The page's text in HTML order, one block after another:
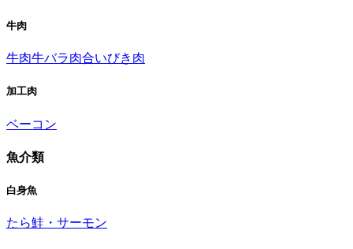
牛肉
牛肉牛バラ肉合いびき肉
加工肉
ベーコン
魚介類
白身魚
たら鮭・サーモン